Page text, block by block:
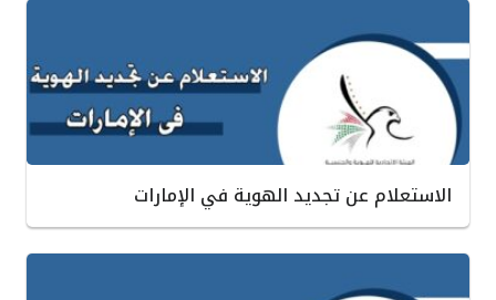
الاستعلام عن تجديد الهوية في الإمارات